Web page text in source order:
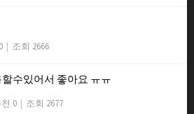
| 조회 2666
수있어서 좋아요 ㅠㅠ
0 | 조회 2677